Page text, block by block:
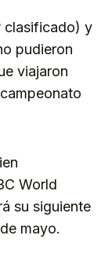
clasificado) y
pudieron
viajaron
World
su siguiente
mayo.